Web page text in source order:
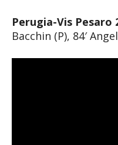
Perugia-Vis Pesaro
Bacchin (P), 84′